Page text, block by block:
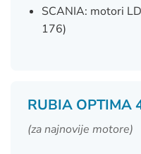
SCANIA: motori
176)
RUBIA OPTIMA
(za najnovije motore)